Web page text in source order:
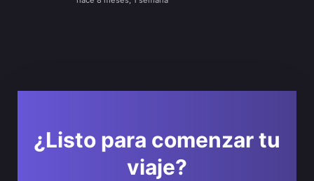
¿Listo para comenzar tu
viaje?